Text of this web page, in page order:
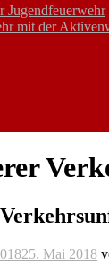
Jugendfeuerwehr
mit der
25. Mai 2018